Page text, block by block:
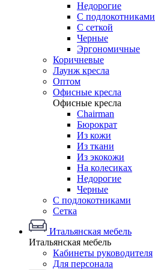
Недорогие
С подлокотниками
С сеткой
Черные
Эргономичные
Коричневые
Лаунж кресла
Оптом
Офисные кресла
Офисные кресла
Chairman
Бюрократ
Из кожи
Из ткани
Из экокожи
На колесиках
Недорогие
Черные
С подлокотниками
Сетка
Итальянская мебель
Итальянская мебель
Кабинеты руководителя
Для персонала